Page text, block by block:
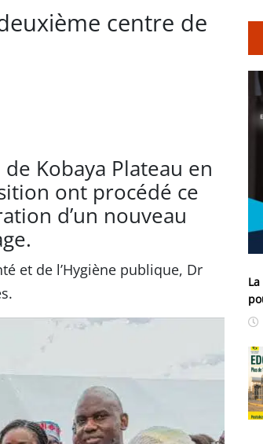
centre de
Kobaya Plateau en
ont procédé ce
d’un nouveau
et de l’Hygiène publique, Dr